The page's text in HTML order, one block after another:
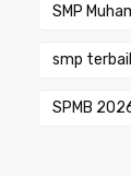
SMP
smp
SPMB